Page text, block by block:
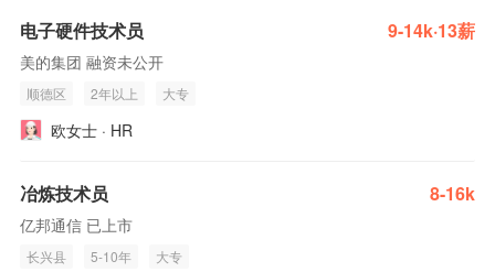
电子硬件技术员 9-14k·13薪
美的集团 融资未公开
顺德区 2年以上 大专
欧女士 · HR
冶炼技术员 8-16k
亿邦通信 已上市
长兴县 5-10年 大专